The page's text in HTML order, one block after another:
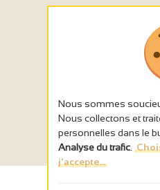
Nous sommes
Nous collectons et
personnelles dans le
Analyse du trafic
j'accepte...